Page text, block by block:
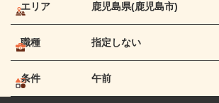
エリア 鹿児島県(鹿児島市)
職種 指定しない
条件 午前